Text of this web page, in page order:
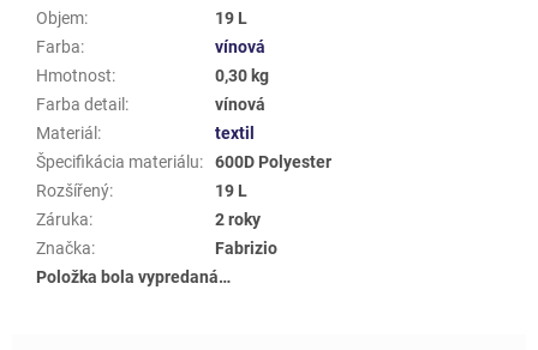
Objem:
19 L
Farba:
vínová
Hmotnost:
0,30 kg
Farba detail :
vínová
Materiál :
textil
Špecifikácia materiálu:
600D Polyester
Rozšířený:
19 L
Záruka:
2 roky
Značka:
Fabrizio
Položka bola vypredaná…